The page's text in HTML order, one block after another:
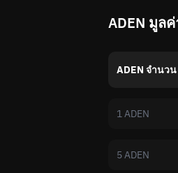
ADEN มูล
ADEN จำนวน
1 ADEN
5 ADEN